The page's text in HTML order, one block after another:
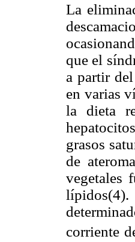
La
que el
a partir
en varias
la dieta
grasos
de
vegetales
lípidos(4).
corriente